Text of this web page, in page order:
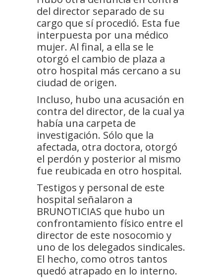
del director separado de su
cargo que sí procedió. Esta fue
interpuesta por una médico
mujer. Al final, a ella se le
otorgó el cambio de plaza a
otro hospital más cercano a su
ciudad de origen.
Incluso, hubo una acusación en
contra del director, de la cual ya
había una carpeta de
investigación. Sólo que la
afectada, otra doctora, otorgó
el perdón y posterior al mismo
fue reubicada en otro hospital.
Testigos y personal de este
hospital señalaron a
BRUNOTICIAS que hubo un
confrontamiento físico entre el
director de este nosocomio y
uno de los delegados sindicales.
El hecho, como otros tantos
quedó atrapado en lo interno.